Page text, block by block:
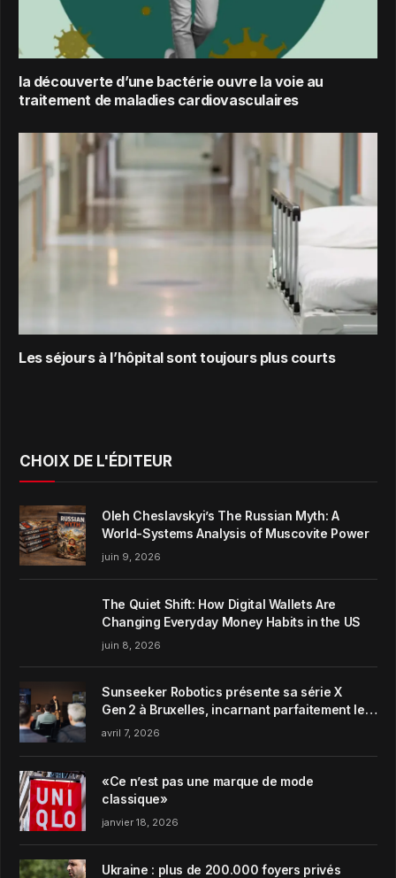
la découverte d’une bactérie ouvre la voie au
traitement de maladies cardiovasculaires
Les séjours à l’hôpital sont toujours plus courts
CHOIX DE L'ÉDITEUR
Oleh Cheslavskyi’s The Russian Myth: A
World-Systems Analysis of Muscovite Power
juin 9, 2026
The Quiet Shift: How Digital Wallets Are
Changing Everyday Money Habits in the US
juin 8, 2026
Sunseeker Robotics présente sa série X
Gen 2 à Bruxelles, incarnant parfaitement le
concept de Garden Harmony de la marque
avril 7, 2026
«Ce n’est pas une marque de mode
classique»
janvier 18, 2026
Ukraine : plus de 200.000 foyers privés